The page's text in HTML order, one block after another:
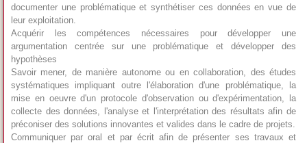
documenter une problématique et synthétiser ces données en vue de
leur exploitation.
Acquérir les compétences nécessaires pour développer une
argumentation centrée sur une problématique et développer des
hypothèses
Savoir mener, de manière autonome ou en collaboration, des études
systématiques impliquant outre l'élaboration d'une problématique, la
mise en oeuvre d'un protocole d'observation ou d'expérimentation, la
collecte des données, l'analyse et l'interprétation des résultats afin de
préconiser des solutions innovantes et valides dans le cadre de projets.
Communiquer par oral et par écrit afin de présenter ses travaux et